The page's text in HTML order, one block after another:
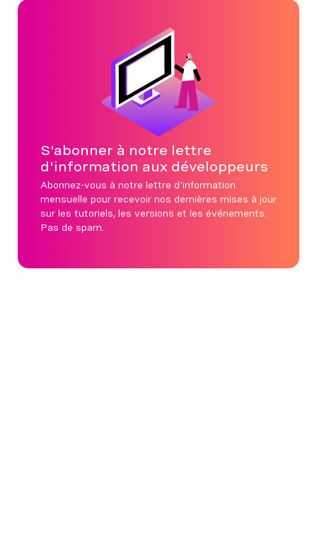
S'abonner à notre lettre
d'information aux développeurs
Abonnez-vous à notre lettre d'information
mensuelle pour recevoir nos dernières mises à jour
sur les tutoriels, les versions et les événements.
Pas de spam.